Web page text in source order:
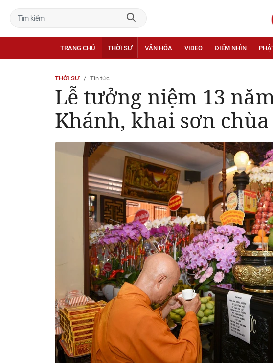
TRANG CHỦ THỜI SỰ VĂN HÓA VIDEO ĐIỂM NHÌN
THỜI SỰ Tin tức
Lễ tưởng niệm 13
Khánh, khai sơn